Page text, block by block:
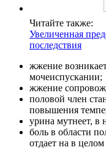
Читайте также:
Увеличенная
последствия
жжение
мочеиспускании;
жжение
половой член
повышения
урина мутнеет, в
боль в области
отдает на в